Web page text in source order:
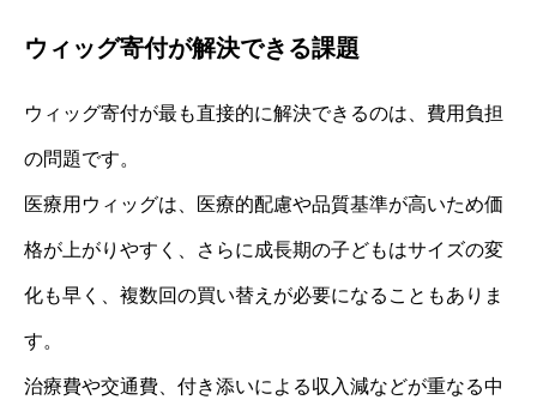
ウィッグ寄付が解決できる課題
ウィッグ寄付が最も直接的に解決できるのは、費用負担
の問題です。
医療用ウィッグは、医療的配慮や品質基準が高いため価
格が上がりやすく、さらに成長期の子どもはサイズの変
化も早く、複数回の買い替えが必要になることもありま
す。
治療費や交通費、付き添いによる収入減などが重なる中